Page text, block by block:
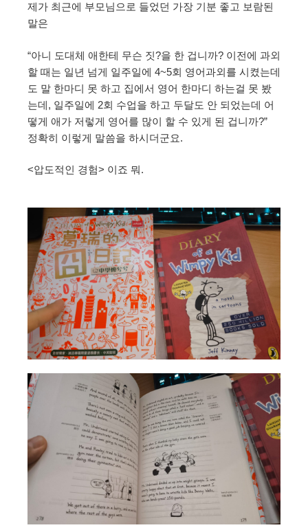
제가 최근에 부모님으로 들었던 가장 기분 좋고 보람된
말은
“아니 도대체 애한테 무슨 짓?을 한 겁니까? 이전에 과외
할 때는 일년 넘게 일주일에 4~5회 영어과외를 시켰는데
도 말 한마디 못 하고 집에서 영어 한마디 하는걸 못 봤
는데, 일주일에 2회 수업을 하고 두달도 안 되었는데 어
떻게 애가 저렇게 영어를 많이 할 수 있게 된 겁니까?”
정확히 이렇게 말씀을 하시더군요.
<압도적인 경험> 이죠 뭐.